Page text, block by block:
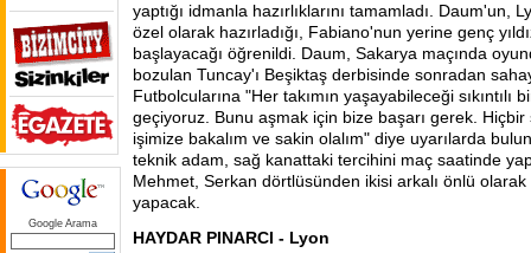
Google Arama
yaptığı idmanla hazırlıklarını tamamladı. Daum'un,
özel olarak hazırladığı, Fabiano'nun yerine genç
başlayacağı öğrenildi. Daum, Sakarya maçında
bozulan Tuncay'ı Beşiktaş derbisinde sonradan
Futbolcularına "Her takımın yaşayabileceği sıkıntılı
geçiyoruz. Bunu aşmak için bize başarı gerek.
işimize bakalım ve sakin olalım" diye uyarılarda
teknik adam, sağ kanattaki tercihini maç saatinde
Mehmet, Serkan dörtlüsünden ikisi arkalı önlü
yapacak.
HAYDAR PINARCI - Lyon